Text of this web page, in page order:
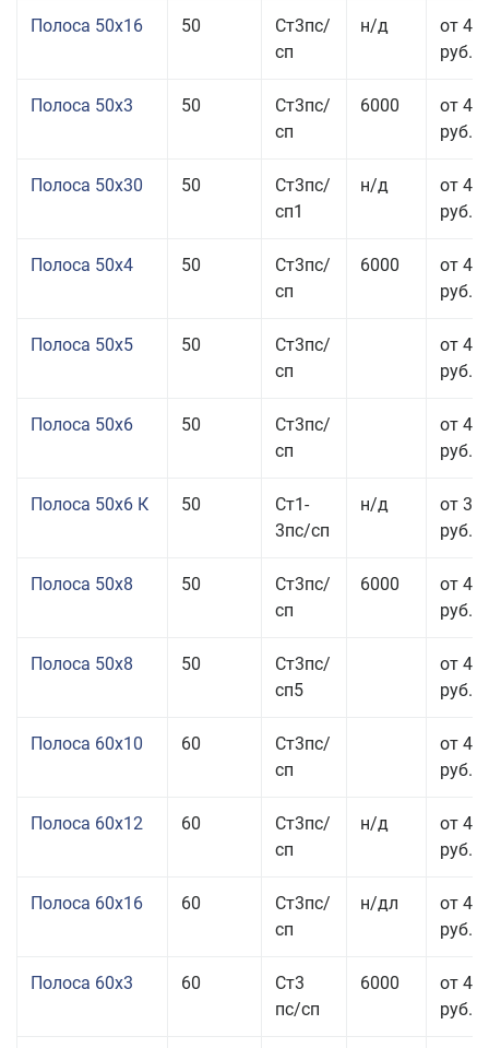
Полоса 50x16 50
Ст3пс/
сп
н/д
от 49
руб.
Полоса 50x3 50
Ст3пс/
сп
6000
от 45
руб.
Полоса 50x30 50
Ст3пс/
сп1
н/д
от 44
руб.
Полоса 50x4 50
Ст3пс/
сп
6000
от 45
руб.
Полоса 50x5 50
Ст3пс/
сп
от 43
руб.
Полоса 50x6 50
Ст3пс/
сп
от 43
руб.
Полоса 50x6 К 50
Ст1-
3пс/сп
н/д
от 35
руб.
Полоса 50x8 50
Ст3пс/
сп
6000
от 43
руб.
Полоса 50x8 50
Ст3пс/
сп5
от 43
руб.
Полоса 60x10 60
Ст3пс/
сп
от 42
руб.
Полоса 60x12 60
Ст3пс/
сп
н/д
от 46
руб.
Полоса 60x16 60
Ст3пс/
сп
н/дл
от 48
руб.
Полоса 60x3 60
Ст3
пс/сп
6000
от 46
руб.